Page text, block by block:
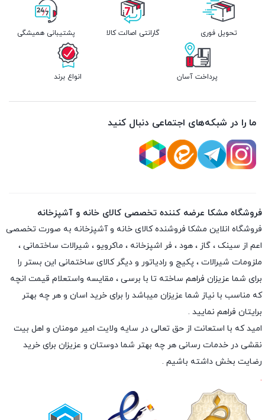
تحویل فوری گارانتی اصالت کالا پشتیبانی همیشگی
پرداخت آسان انواع برند
ما را در شبکه‌های اجتماعی دنبال کنید
فروشگاه مشکا عرضه کننده تخصصی کالای خانه و آشپزخانه
فروشگاه انلاین مشکا فروشنده کالای خانه و آشپزخانه به صورت تخصصی
اعم از سینک ، گاز ، هود ، فر اشپزخانه ، ماکرویو ، شیرالات ساختمانی ،
ملزومات شیرالات ، پکیج و رادیاتور و دیگر کالای ساختمانی این بستر را
برای شما عزیزان فراهم ساخته تا با برسی ، مقایسه واستعلام قیمت انچه
که مناسب با نیاز شما عزیزان میباشد را برای خرید اسان و هر چه بهتر
برایتان فراهم نمایید .
امید که با استعانت از حق تعالی در سایه ولایت امیر مومنان و اهل بیت
نقشی در خدمات رسانی هر چه بهتر شما دوستان و عزیزان برای خرید
رضایت بخش داشته باشیم .
.